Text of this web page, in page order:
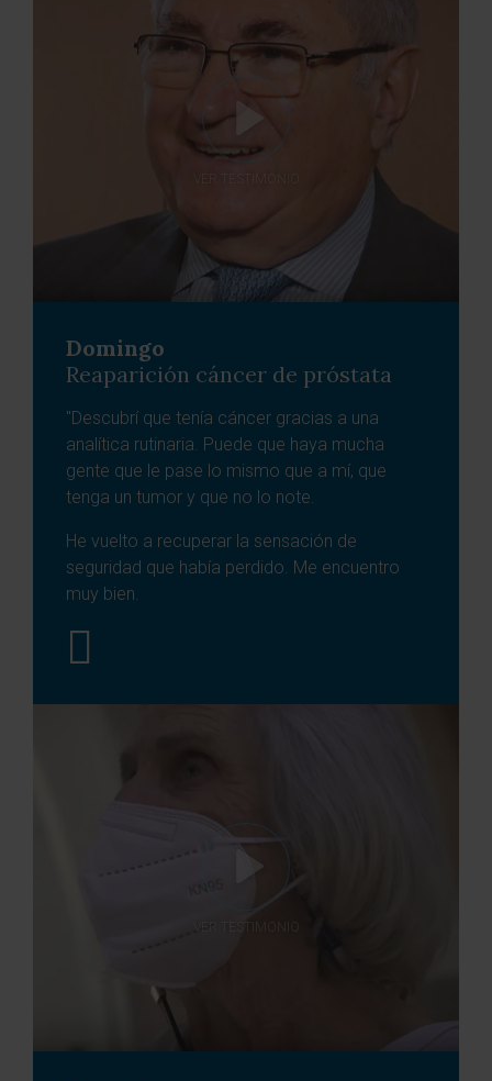
Domingo
Reaparición cáncer de próstata
"Descubrí que tenía cáncer gracias a una
analítica rutinaria. Puede que haya mucha
gente que le pase lo mismo que a mí, que
tenga un tumor y que no lo note.
He vuelto a recuperar la sensación de
seguridad que había perdido. Me encuentro
muy bien.